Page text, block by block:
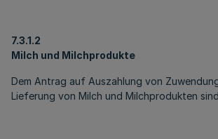
7.3.1.2
Milch und Milchprodukte
Dem Antrag auf Auszahlung von
Lieferung von Milch und Milchprodukten